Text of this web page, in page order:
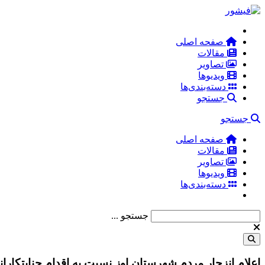
صفحه اصلی
مقالات
تصاویر
ویدیوها
دسته‌بندی‌ها
جستجو
جستجو
صفحه اصلی
مقالات
تصاویر
ویدیوها
دسته‌بندی‌ها
جستجو ...